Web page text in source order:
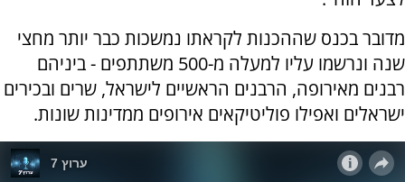
מדובר בכנס שההכנות לקראתו נמשכות כבר יותר מחצי
שנה ונרשמו עליו למעלה מ-500 משתתפים - ביניהם
רבנים מאירופה, הרבנים הראשיים לישראל, שרים ובכירים
ישראלים ואפילו פוליטיקאים אירופים ממדינות שונות.